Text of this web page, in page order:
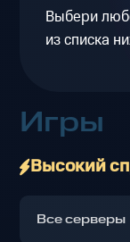
Выбери
из списка
Игры
Высокий
Все серверы